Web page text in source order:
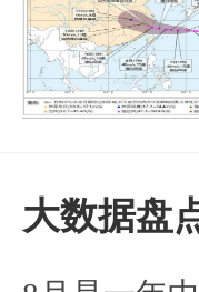
大数据盘